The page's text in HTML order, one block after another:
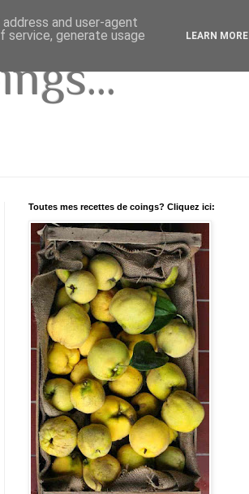
Toutes mes recettes de coings? Cliquez ici:
and user-agent
service, generate usage
LEARN MORE